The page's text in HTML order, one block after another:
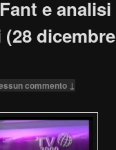
e analisi
dicembre
commento ↓